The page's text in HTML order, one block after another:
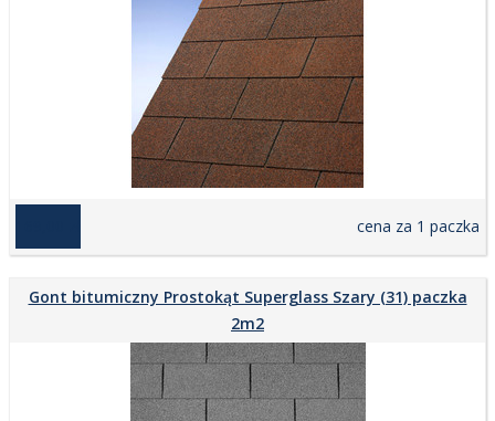
cena za 1 paczka
Gont bitumiczny Prostokąt Superglass Szary (31) paczka
2m2